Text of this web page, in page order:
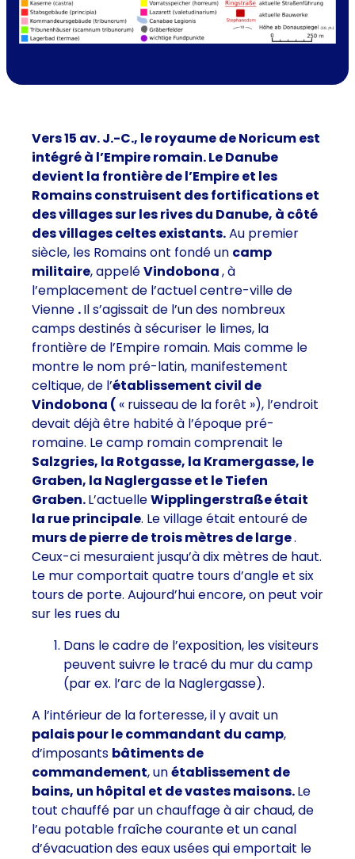
Vers 15 av. J.-C., le royaume de Noricum est
intégré à l’Empire romain. Le Danube
devient la frontière de l’Empire et les
Romains construisent des fortifications et
des villages sur les rives du Danube, à côté
des villages celtes existants.Au premier
siècle, les Romains ont fondé un camp
militaire, appeléVindobona, à
l’emplacement de l’actuel centre-ville de
Vienne .Il s’agissait de l’un des nombreux
camps destinés à sécuriser le limes, la
frontière de l’Empire romain. Mais comme le
montre le nom pré-latin, manifestement
celtique, de l’établissement civil de
Vindobona ( « ruisseau de la forêt »), l’endroit
devait déjà être habité à l’époque pré-
romaine. Le camp romain comprenait le
Salzgries, la Rotgasse, la Kramergasse, le
Graben, la Naglergasse et le Tiefen
Graben.L’actuelleWipplingerstraße était
la rue principale. Le village était entouré de
murs de pierre de trois mètres de large.
Ceux-ci mesuraient jusqu’à dix mètres de haut.
Le mur comportait quatre tours d’angle et six
tours de porte. Aujourd’hui encore, on peut voir
sur les rues du
Dans le cadre de l’exposition, les visiteurs
peuvent suivre le tracé du mur du camp
(par ex. l’arc de la Naglergasse).
A l’intérieur de la forteresse, il y avait un
palais pour le commandant du camp,
d’imposants bâtiments de
commandement, unétablissement de
bains, un hôpital et de vastes maisons.Le
tout chauffé par un chauffage à air chaud, de
l’eau potable fraîche courante et un canal
d’évacuation des eaux usées qui emportait le